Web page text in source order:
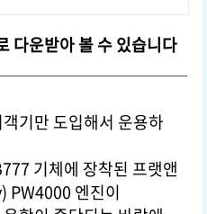
다운받아 볼 수 있습니다
기만 도입해서 운용하
기체에 장착된 프랫앤
엔진이